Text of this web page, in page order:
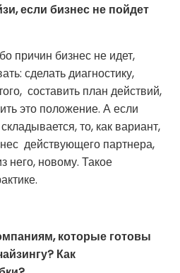
если бизнес не пойдет
причин бизнес не идет,
сделать диагностику,
составить план действий,
это положение. А если
то, как вариант,
действующего партнера,
него, новому. Такое
которые готовы
Как